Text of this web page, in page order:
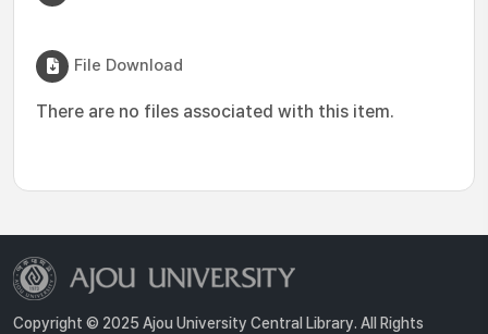
File Download
There are no files associated with this item.
Copyright © 2025 Ajou University Central Library. All Rights